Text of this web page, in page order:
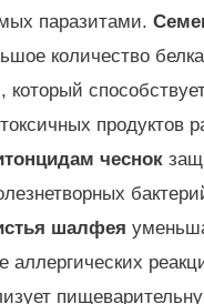
паразитами.
количество белка
который
продуктов
чеснок
шалфея
аллергических